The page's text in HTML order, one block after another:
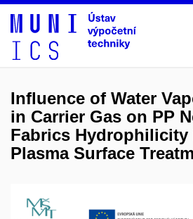
Influence of Water
in Carrier Gas on PP
Fabrics Hydrophilicity
Plasma Surface